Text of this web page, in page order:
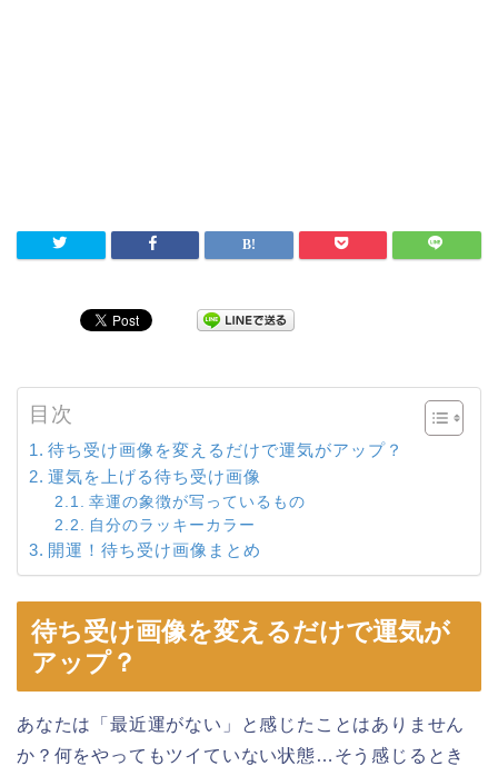
目次
待ち受け画像を変えるだけで運気がアップ？
運気を上げる待ち受け画像
幸運の象徴が写っているもの
自分のラッキーカラー
開運！待ち受け画像まとめ
待ち受け画像を変えるだけで運気が
アップ？
あなたは「最近運がない」と感じたことはありません
か？何をやってもツイていない状態…そう感じるとき